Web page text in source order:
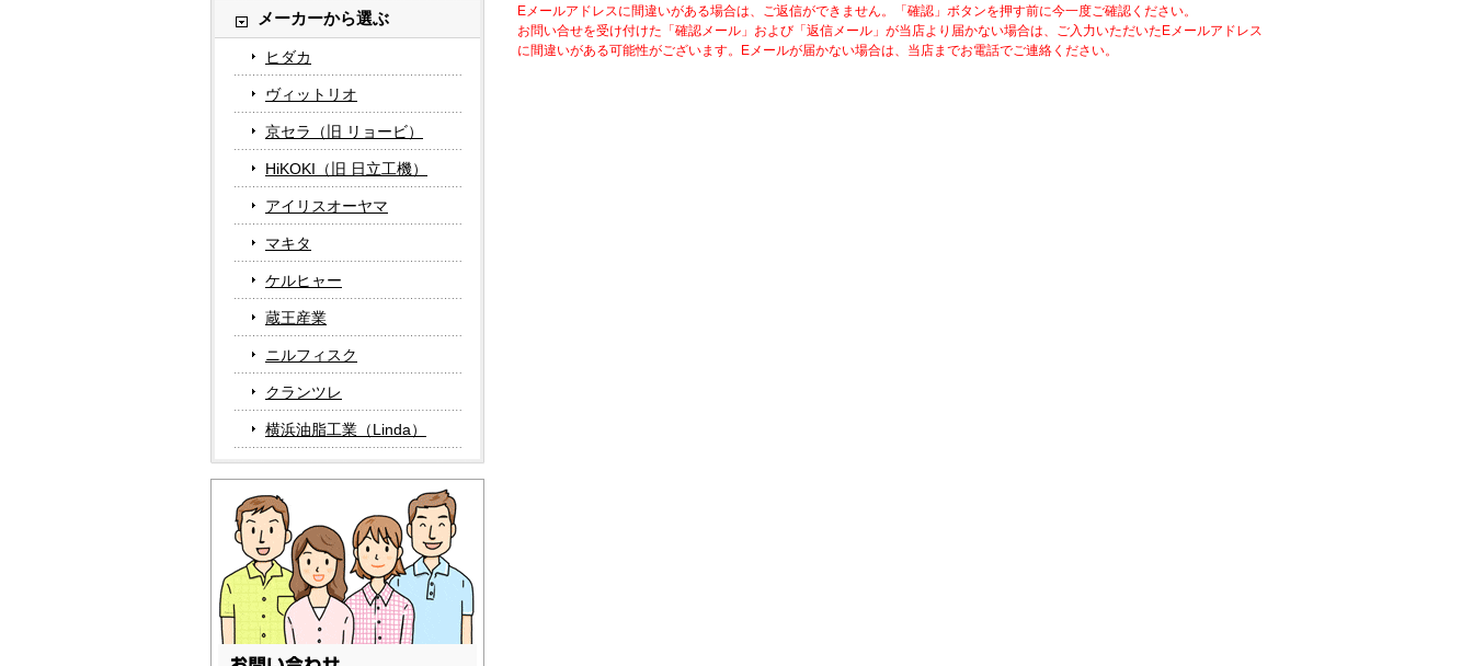
メーカーから選ぶ
ヒダカ
ヴィットリオ
京セラ（旧 リョービ）
HiKOKI（旧 日立工機）
アイリスオーヤマ
マキタ
ケルヒャー
蔵王産業
ニルフィスク
クランツレ
横浜油脂工業（Linda）
Eメールアドレスに間違いがある場合は、ご返信ができません。「確認」ボタンを押す前に今一度ご確認ください。
お問い合せを受け付けた「確認メール」および「返信メール」が当店より届かない場合は、ご入力いただいたEメールアドレス
に間違いがある可能性がございます。Eメールが届かない場合は、当店までお電話でご連絡ください。